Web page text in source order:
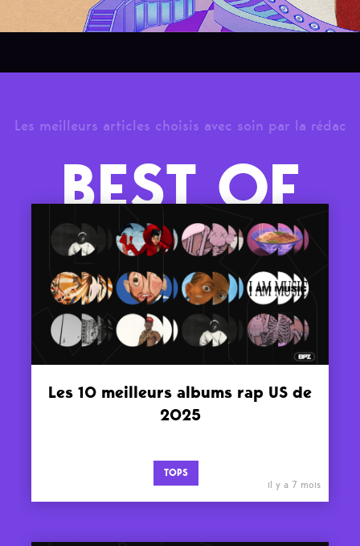
Les meilleurs articles choisis avec soin par la rédac
BEST OF
Les 10 meilleurs albums rap US de
2025
TOPS
il y a 7 mois